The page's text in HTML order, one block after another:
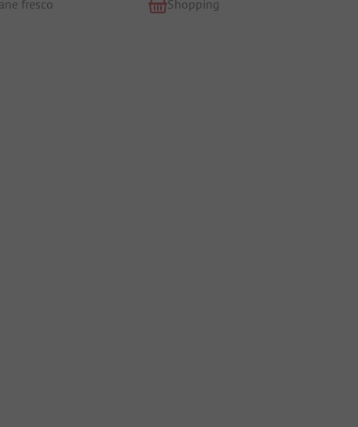
fresco Shopping